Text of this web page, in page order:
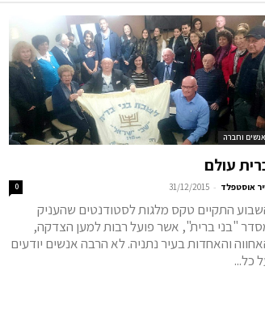
אנשים וחברה
עולם
אוסטפלד -
31/12/2015
0
התקיים טקס מלגות לסטודנטים שהעניק
"בני ברית", אשר פועל רבות למען הצדקה,
והאחדות בעיר נתניה. לא הרבה אנשים יודעים
כל...